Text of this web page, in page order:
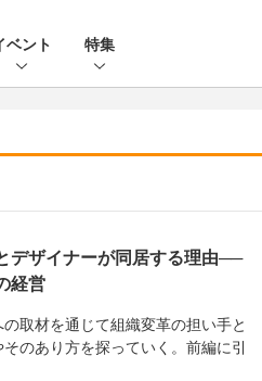
ベント 特集
デザイナーが同居する理由──
経営
取材を通じて組織変革の担い手と
のあり方を探っていく。前編に引